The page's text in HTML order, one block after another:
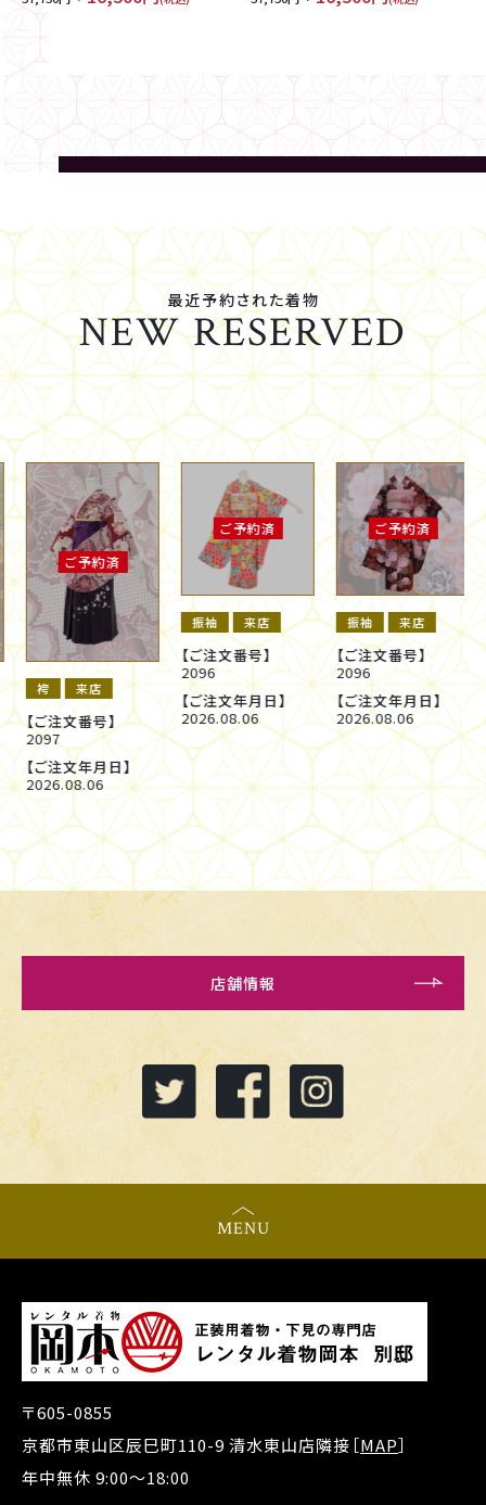
最近予約された着物
NEW RESERVED
ご予約済
袴 来店
【ご注文番号】
2097
【ご注文年月日】
2026.08.06
ご予約済
振袖 来店
【ご注文番号】
2096
【ご注文年月日】
2026.08.06
ご予約済
振袖 来店
【ご注文番号】
2096
【ご注文年月日】
2026.08.06
店舗情報
MENU
〒605-0855
京都市東山区辰巳町110-9 清水東山店隣接［MAP］
年中無休 9:00～18:00